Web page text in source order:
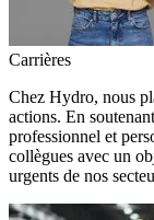
Carrières
Chez Hydro, nous
actions. En
professionnel et
collègues avec un
urgents de nos